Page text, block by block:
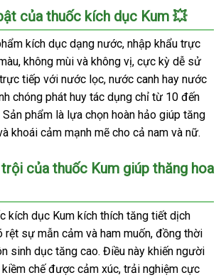
của thuốc kích dục Kum 💥
kích dục dạng nước, nhập khẩu trực
không mùi và không vị, cực kỳ dễ sử
tiếp với nước lọc, nước canh hay nước
chóng phát huy tác dụng chỉ từ 10 đến
phẩm là lựa chọn hoàn hảo giúp tăng
khoái cảm mạnh mẽ cho cả nam và nữ.
của thuốc Kum giúp thăng hoa
kích dục Kum kích thích tăng tiết dịch
rệt sự mẫn cảm và ham muốn, đồng thời
sinh dục tăng cao. Điều này khiến người
chế được cảm xúc, trải nghiệm cực